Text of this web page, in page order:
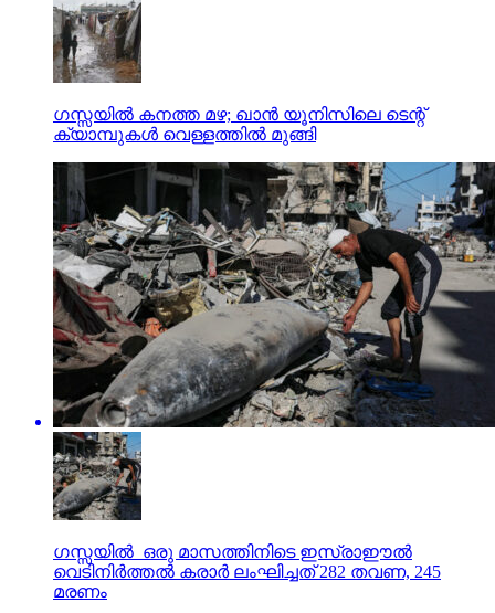
ഗസ്സയില്‍ കനത്ത മഴ; ഖാന്‍ യൂനിസിലെ ടെന്റ്
ക്യാമ്പുകള്‍ വെള്ളത്തില്‍ മുങ്ങി
ഗസ്സയില്‍ ഒരു മാസത്തിനിടെ ഇസ്രാഈല്‍
വെടിനിര്‍ത്തല്‍ കരാര്‍ ലംഘിച്ചത് 282 തവണ, 245
മരണം